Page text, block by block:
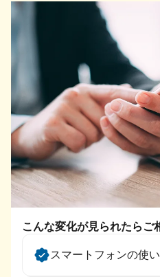
こんな変化が見られたらご
スマートフォンの使